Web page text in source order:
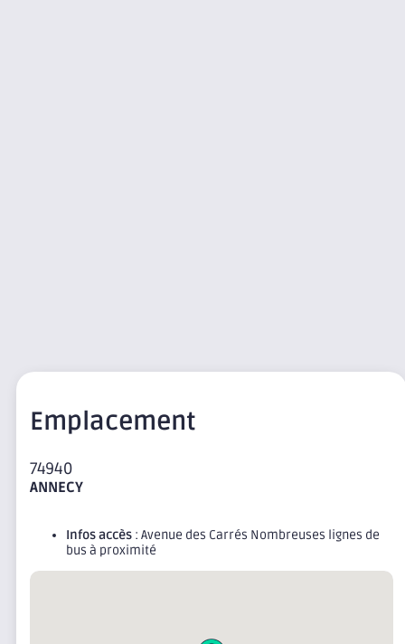
Emplacement
74940
ANNECY
Infos accès : Avenue des Carrés Nombreuses lignes de
bus à proximité